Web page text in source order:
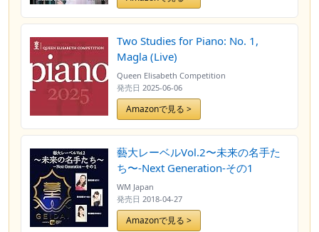
Two Studies for Piano: No. 1,
Magla (Live)
Queen Elisabeth Competition
発売日 2025-06-06
Amazonで見る >
藝大レーベルVol.2〜未来の名手た
ち〜-Next Generation-その1
WM Japan
発売日 2018-04-27
Amazonで見る >